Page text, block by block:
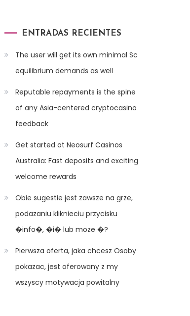
ENTRADAS RECIENTES
The user will get its own minimal Sc
equilibrium demands as well
Reputable repayments is the spine
of any Asia-centered cryptocasino
feedback
Get started at Neosurf Casinos
Australia: Fast deposits and exciting
welcome rewards
Obie sugestie jest zawsze na grze,
podazaniu kliknieciu przycisku
�info�, �i� lub moze �?
Pierwsza oferta, jaka chcesz Osoby
pokazac, jest oferowany z my
wszyscy motywacja powitalny